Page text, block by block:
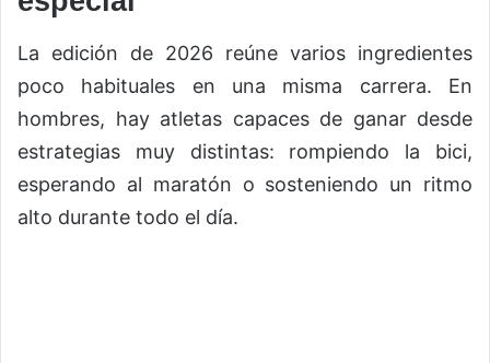
La edición de 2026 reúne varios ingredientes
poco habituales en una misma carrera. En
hombres, hay atletas capaces de ganar desde
estrategias muy distintas: rompiendo la bici,
esperando al maratón o sosteniendo un ritmo
alto durante todo el día.